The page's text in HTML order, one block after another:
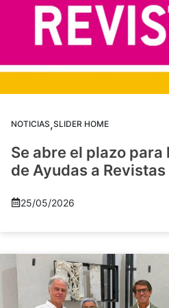
NOTICIAS,SLIDER HOME
Se abre el plazo
de Ayudas a
25/05/2026